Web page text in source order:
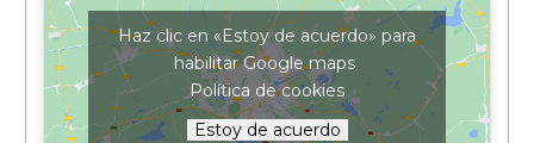
Haz clic en «Estoy de acuerdo» para
habilitar Google maps
Política de cookies
Estoy de acuerdo